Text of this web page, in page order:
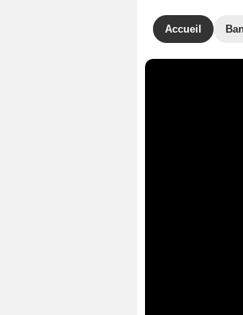
Accueil